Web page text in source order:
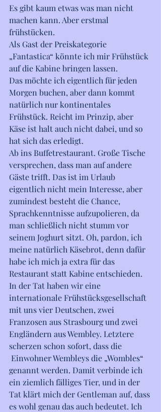
Es gibt kaum etwas was man nicht
machen kann. Aber erstmal
frühstücken.
Als Gast der Preiskategorie
„Fantastica“ könnte ich mir Frühstück
auf die Kabine bringen lassen.
Das möchte ich eigentlich für jeden
Morgen buchen, aber dann kommt
natürlich nur kontinentales
Frühstück. Reicht im Prinzip, aber
Käse ist halt auch nicht dabei, und so
hat sich das erledigt.
Ab ins Buffetrestaurant. Große Tische
versprechen, dass man auf andere
Gäste trifft. Das ist im Urlaub
eigentlich nicht mein Interesse, aber
zumindest besteht die Chance,
Sprachkenntnisse aufzupolieren, da
man schließlich nicht stumm vor
seinem Joghurt sitzt. Oh, pardon, ich
meine natürlich Käsebrot, denn dafür
habe ich mich ja extra für das
Restaurant statt Kabine entschieden.
In der Tat haben wir eine
internationale Frühstücksgesellschaft
mit uns vier Deutschen, zwei
Franzosen aus Strasbourg und zwei
Engländern aus Wembley. Letztere
scherzen schon sofort, dass die
Einwohner Wembleys die „Wombles“
genannt werden. Damit verbinde ich
ein ziemlich fälliges Tier, und in der
Tat klärt mich der Gentleman auf, dass
es wohl genau das auch bedeutet. Ich